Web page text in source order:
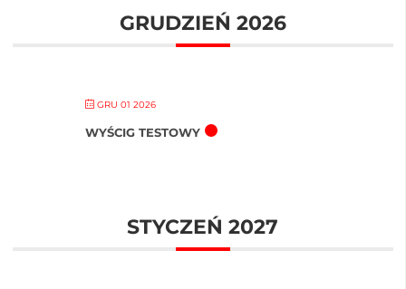
GRUDZIEŃ 2026
GRU 01 2026
WYŚCIG TESTOWY
STYCZEŃ 2027